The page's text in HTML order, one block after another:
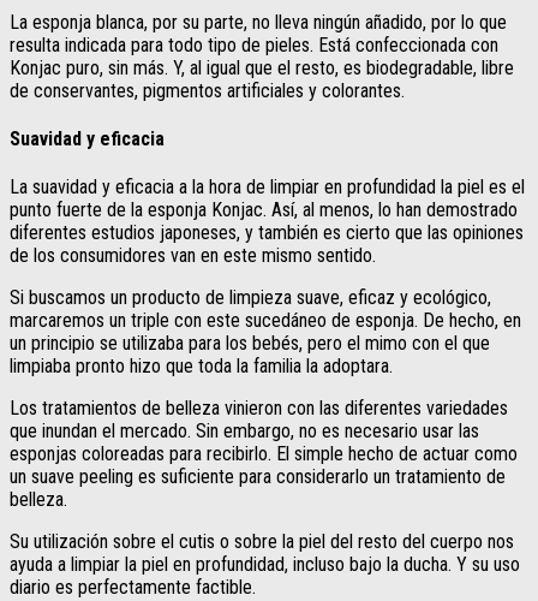
La esponja blanca, por su parte, no lleva ningún añadido, por lo que
resulta indicada para todo tipo de pieles. Está confeccionada con
Konjac puro, sin más. Y, al igual que el resto, es biodegradable, libre
de conservantes, pigmentos artificiales y colorantes.
Suavidad y eficacia
La suavidad y eficacia a la hora de limpiar en profundidad la piel es el
punto fuerte de la esponja Konjac. Así, al menos, lo han demostrado
diferentes estudios japoneses, y también es cierto que las opiniones
de los consumidores van en este mismo sentido.
Si buscamos un producto de limpieza suave, eficaz y ecológico,
marcaremos un triple con este sucedáneo de esponja. De hecho, en
un principio se utilizaba para los bebés, pero el mimo con el que
limpiaba pronto hizo que toda la familia la adoptara.
Los tratamientos de belleza vinieron con las diferentes variedades
que inundan el mercado. Sin embargo, no es necesario usar las
esponjas coloreadas para recibirlo. El simple hecho de actuar como
un suave peeling es suficiente para considerarlo un tratamiento de
belleza.
Su utilización sobre el cutis o sobre la piel del resto del cuerpo nos
ayuda a limpiar la piel en profundidad, incluso bajo la ducha. Y su uso
diario es perfectamente factible.